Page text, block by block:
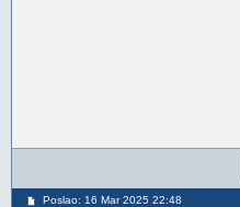
Poslao: 16 Mar 2025 22:48